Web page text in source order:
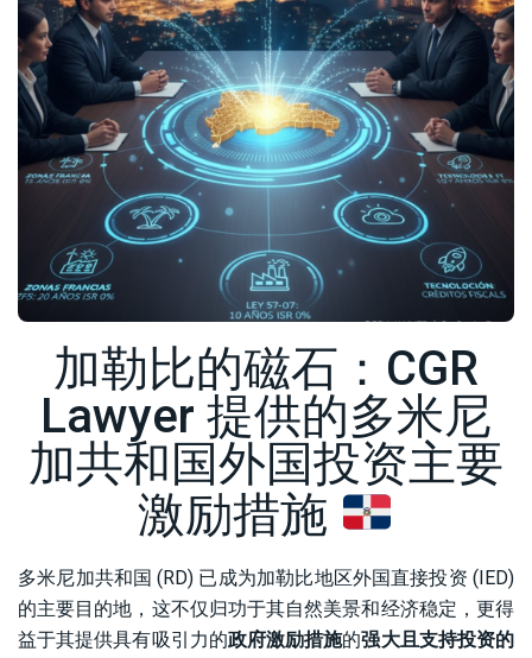
加勒比的磁石：CGR
Lawyer 提供的多米尼
加共和国外国投资主要
激励措施
多米尼加共和国 (RD) 已成为加勒比地区外国直接投资 (IED)
的主要目的地，这不仅归功于其自然美景和经济稳定，更得
益于其提供具有吸引力的政府激励措施的强大且支持投资的